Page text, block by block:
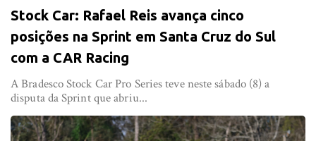
Stock Car: Rafael Reis avança cinco
posições na Sprint em Santa Cruz do Sul
com a CAR Racing
A Bradesco Stock Car Pro Series teve neste sábado (8) a
disputa da Sprint que abriu...